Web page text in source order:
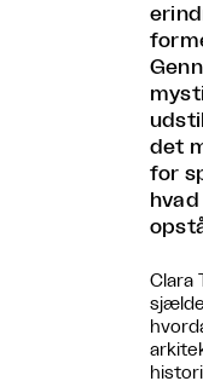
det
for
Clara